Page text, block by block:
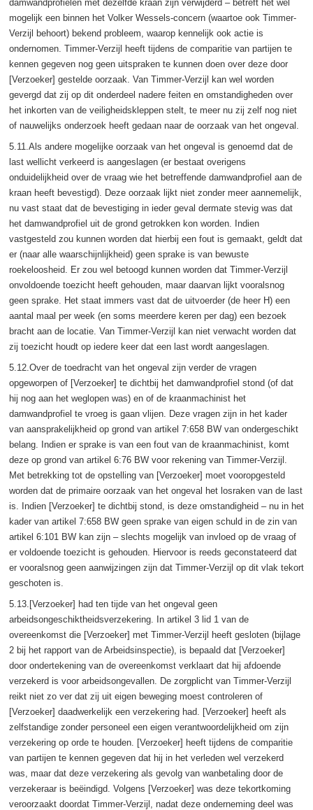
damwandprofielen met dezelfde kraan zijn verwijderd – betreft het wel
mogelijk een binnen het Volker Wessels-concern (waartoe ook Timmer-
Verzijl behoort) bekend probleem, waarop kennelijk ook actie is
ondernomen. Timmer-Verzijl heeft tijdens de comparitie van partijen te
kennen gegeven nog geen uitspraken te kunnen doen over deze door
[Verzoeker] gestelde oorzaak. Van Timmer-Verzijl kan wel worden
gevergd dat zij op dit onderdeel nadere feiten en omstandigheden over
het inkorten van de veiligheidskleppen stelt, te meer nu zij zelf nog niet
of nauwelijks onderzoek heeft gedaan naar de oorzaak van het ongeval.
5.11.Als andere mogelijke oorzaak van het ongeval is genoemd dat de
last wellicht verkeerd is aangeslagen (er bestaat overigens
onduidelijkheid over de vraag wie het betreffende damwandprofiel aan de
kraan heeft bevestigd). Deze oorzaak lijkt niet zonder meer aannemelijk,
nu vast staat dat de bevestiging in ieder geval dermate stevig was dat
het damwandprofiel uit de grond getrokken kon worden. Indien
vastgesteld zou kunnen worden dat hierbij een fout is gemaakt, geldt dat
er (naar alle waarschijnlijkheid) geen sprake is van bewuste
roekeloosheid. Er zou wel betoogd kunnen worden dat Timmer-Verzijl
onvoldoende toezicht heeft gehouden, maar daarvan lijkt vooralsnog
geen sprake. Het staat immers vast dat de uitvoerder (de heer H) een
aantal maal per week (en soms meerdere keren per dag) een bezoek
bracht aan de locatie. Van Timmer-Verzijl kan niet verwacht worden dat
zij toezicht houdt op iedere keer dat een last wordt aangeslagen.
5.12.Over de toedracht van het ongeval zijn verder de vragen
opgeworpen of [Verzoeker] te dichtbij het damwandprofiel stond (of dat
hij nog aan het weglopen was) en of de kraanmachinist het
damwandprofiel te vroeg is gaan vlijen. Deze vragen zijn in het kader
van aansprakelijkheid op grond van artikel 7:658 BW van ondergeschikt
belang. Indien er sprake is van een fout van de kraanmachinist, komt
deze op grond van artikel 6:76 BW voor rekening van Timmer-Verzijl.
Met betrekking tot de opstelling van [Verzoeker] moet vooropgesteld
worden dat de primaire oorzaak van het ongeval het losraken van de last
is. Indien [Verzoeker] te dichtbij stond, is deze omstandigheid – nu in het
kader van artikel 7:658 BW geen sprake van eigen schuld in de zin van
artikel 6:101 BW kan zijn – slechts mogelijk van invloed op de vraag of
er voldoende toezicht is gehouden. Hiervoor is reeds geconstateerd dat
er vooralsnog geen aanwijzingen zijn dat Timmer-Verzijl op dit vlak tekort
geschoten is.
5.13.[Verzoeker] had ten tijde van het ongeval geen
arbeidsongeschiktheidsverzekering. In artikel 3 lid 1 van de
overeenkomst die [Verzoeker] met Timmer-Verzijl heeft gesloten (bijlage
2 bij het rapport van de Arbeidsinspectie), is bepaald dat [Verzoeker]
door ondertekening van de overeenkomst verklaart dat hij afdoende
verzekerd is voor arbeidsongevallen. De zorgplicht van Timmer-Verzijl
reikt niet zo ver dat zij uit eigen beweging moest controleren of
[Verzoeker] daadwerkelijk een verzekering had. [Verzoeker] heeft als
zelfstandige zonder personeel een eigen verantwoordelijkheid om zijn
verzekering op orde te houden. [Verzoeker] heeft tijdens de comparitie
van partijen te kennen gegeven dat hij in het verleden wel verzekerd
was, maar dat deze verzekering als gevolg van wanbetaling door de
verzekeraar is beëindigd. Volgens [Verzoeker] was deze tekortkoming
veroorzaakt doordat Timmer-Verzijl, nadat deze onderneming deel was